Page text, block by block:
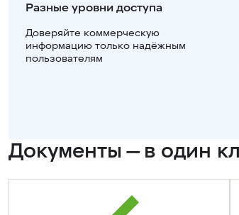
Разные уровни доступа
Доверяйте коммерческую
информацию только надёжным
пользователям
Документы — в один